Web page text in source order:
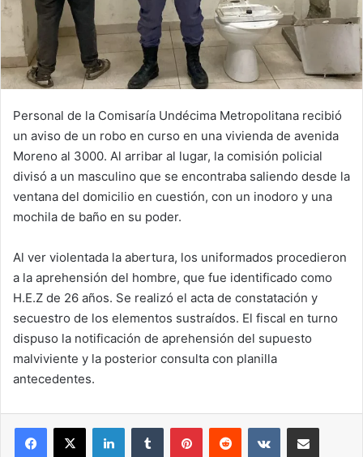
Personal de la Comisaría Undécima Metropolitana recibió
un aviso de un robo en curso en una vivienda de avenida
Moreno al 3000. Al arribar al lugar, la comisión policial
divisó a un masculino que se encontraba saliendo desde la
ventana del domicilio en cuestión, con un inodoro y una
mochila de baño en su poder.
Al ver violentada la abertura, los uniformados procedieron
a la aprehensión del hombre, que fue identificado como
H.E.Z de 26 años. Se realizó el acta de constatación y
secuestro de los elementos sustraídos. El fiscal en turno
dispuso la notificación de aprehensión del supuesto
malviviente y la posterior consulta con planilla
antecedentes.